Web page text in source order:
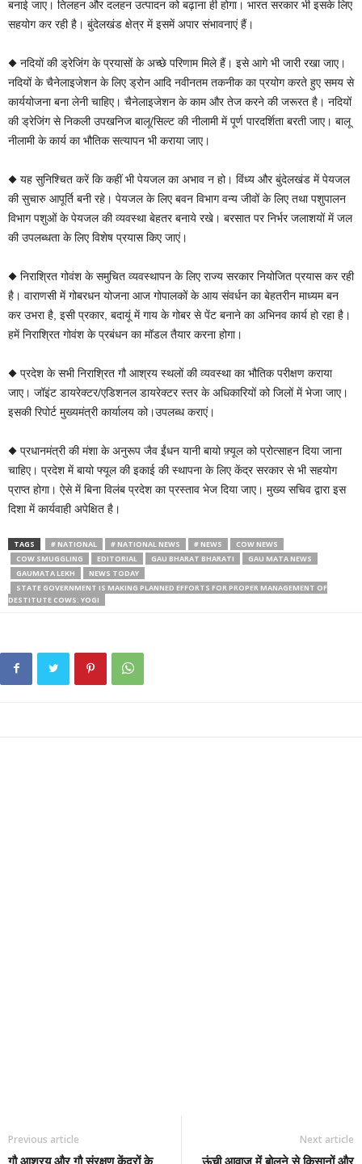
बनाई जाए। तिलहन और दलहन उत्पादन को बढ़ाना ही होगा। भारत सरकार भी इसके लिए
सहयोग कर रही है। बुंदेलखंड क्षेत्र में इसमें अपार संभावनाएं हैं।
◆ नदियों की ड्रेजिंग के प्रयासों के अच्छे परिणाम मिले हैं। इसे आगे भी जारी रखा जाए।
नदियों के चैनेलाइजेशन के लिए ड्रोन आदि नवीनतम तकनीक का प्रयोग करते हुए समय से
कार्ययोजना बना लेनी चाहिए। चैनेलाइजेशन के काम और तेज करने की जरूरत है। नदियों
की ड्रेजिंग से निकली उपखनिज बालू/सिल्ट की नीलामी में पूर्ण पारदर्शिता बरती जाए। बालू
नीलामी के कार्य का भौतिक सत्यापन भी कराया जाए।
◆ यह सुनिश्चित करें कि कहीं भी पेयजल का अभाव न हो। विंध्य और बुंदेलखंड में पेयजल
की सुचारु आपूर्ति बनी रहे। पेयजल के लिए बवन विभाग वन्य जीवों के लिए तथा पशुपालन
विभाग पशुओं के पेयजल की व्यवस्था बेहतर बनाये रखे। बरसात पर निर्भर जलाशयों में जल
की उपलब्धता के लिए विशेष प्रयास किए जाएं।
◆ निराश्रित गोवंश के समुचित व्यवस्थापन के लिए राज्य सरकार नियोजित प्रयास कर रही
है। वाराणसी में गोबरधन योजना आज गोपालकों के आय संवर्धन का बेहतरीन माध्यम बन
कर उभरा है, इसी प्रकार, बदायूं में गाय के गोबर से पेंट बनाने का अभिनव कार्य हो रहा है।
हमें निराश्रित गोवंश के प्रबंधन का मॉडल तैयार करना होगा।
◆ प्रदेश के सभी निराश्रित गौ आश्रय स्थलों की व्यवस्था का भौतिक परीक्षण कराया
जाए। जॉइंट डायरेक्टर/एडिशनल डायरेक्टर स्तर के अधिकारियों को जिलों में भेजा जाए।
इसकी रिपोर्ट मुख्यमंत्री कार्यालय को।उपलब्ध कराएं।
◆ प्रधानमंत्री की मंशा के अनुरूप जैव ईंधन यानी बायो फ़्यूल को प्रोत्साहन दिया जाना
चाहिए। प्रदेश में बायो फ्यूल की इकाई की स्थापना के लिए केंद्र सरकार से भी सहयोग
प्राप्त होगा। ऐसे में बिना विलंब प्रदेश का प्रस्ताव भेज दिया जाए। मुख्य सचिव द्वारा इस
दिशा में कार्यवाही अपेक्षित है।
TAGS # NATIONAL # NATIONAL NEWS # NEWS
COW NEWS
COW SMUGGLING
EDITORIAL GAU BHARAT BHARATI
GAU MATA NEWS
GAUMATA LEKH
NEWS TODAY
STATE GOVERNMENT IS MAKING PLANNED EFFORTS FOR PROPER MANAGEMENT OF
DESTITUTE COWS: YOGI
Previous article Next article